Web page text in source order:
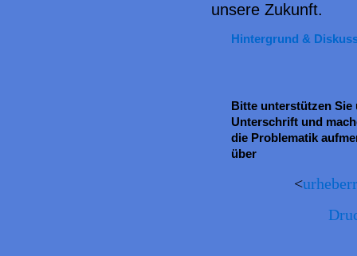
unsere Zukunft.
Hintergrund &
Bitte unterstützen Sie
Unterschrift und
die Problematik
über
<